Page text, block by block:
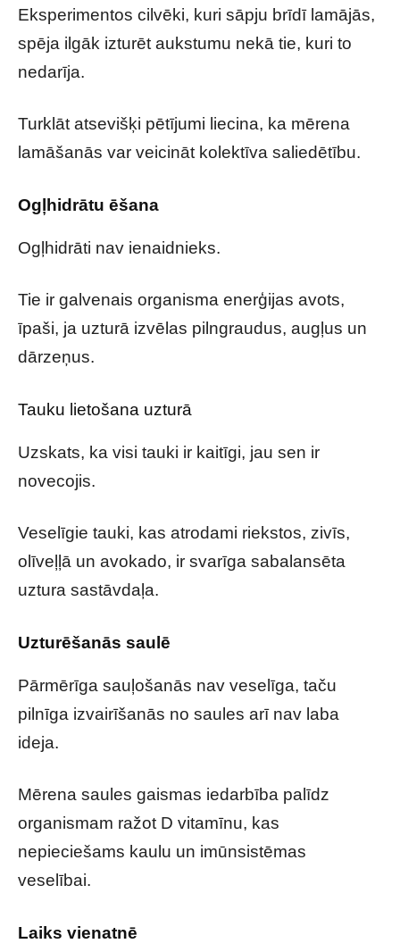
Eksperimentos cilvēki, kuri sāpju brīdī lamājās,
spēja ilgāk izturēt aukstumu nekā tie, kuri to
nedarīja.
Turklāt atsevišķi pētījumi liecina, ka mērena
lamāšanās var veicināt kolektīva saliedētību.
Ogļhidrātu ēšana
Ogļhidrāti nav ienaidnieks.
Tie ir galvenais organisma enerģijas avots,
īpaši, ja uzturā izvēlas pilngraudus, augļus un
dārzeņus.
Tauku lietošana uzturā
Uzskats, ka visi tauki ir kaitīgi, jau sen ir
novecojis.
Veselīgie tauki, kas atrodami riekstos, zivīs,
olīveļļā un avokado, ir svarīga sabalansēta
uztura sastāvdaļa.
Uzturēšanās saulē
Pārmērīga sauļošanās nav veselīga, taču
pilnīga izvairīšanās no saules arī nav laba
ideja.
Mērena saules gaismas iedarbība palīdz
organismam ražot D vitamīnu, kas
nepieciešams kaulu un imūnsistēmas
veselībai.
Laiks vienatnē